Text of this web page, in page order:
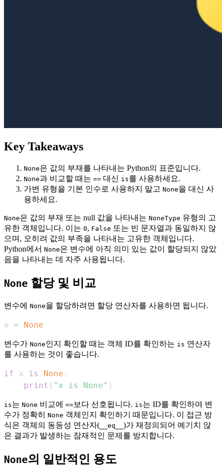
Key Takeaways
None은 값의 부재를 나타내는 Python의 표준입니다.
None과 비교할 때는 == 대신 is를 사용하세요.
가변 유형을 기본 인수로 사용하지 말고 None을 대신 사
용하세요.
None은 값의 부재 또는 null 값을 나타내는 NoneType 유형의 고
유한 객체입니다. 이는 0, False 또는 빈 문자열과 동일하지 않
으며, 오히려 값의 부족을 나타내는 고유한 객체입니다.
Python에서 None은 변수에 아직 의미 있는 값이 할당되지 않았
음을 나타내는 데 자주 사용됩니다.
None 할당 및 비교
변수에 None을 할당하려면 할당 연산자를 사용하면 됩니다.
x = None
변수가 None인지 확인할 때는 객체 ID를 확인하는 is 연산자
를 사용하는 것이 좋습니다.
if x is None :
print ( "x is None" )
is는 None 비교에 == 보다 선호됩니다. is는 ID를 확인하여 변
수가 정확히 None 객체인지 확인하기 때문입니다. 이 접근 방
식은 객체의 동등성 연산자( __eq__ )가 재정의되어 예기치 않
은 결과가 발생하는 잠재적인 문제를 방지합니다.
None의 일반적인 용도